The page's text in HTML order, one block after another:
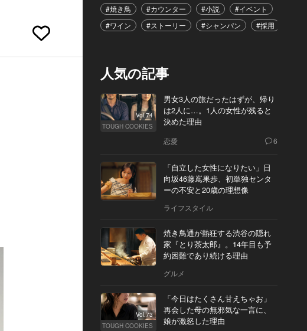
#焼き鳥 #カウンター #小説 #イベント
#ワイン
#ストーリー #シャンパン #採用
人気の記事
Vol.74
TOUGH COOKIES
男女3人の旅だったはずが、帰り
は2人に…。1人の女性が残ると
決めた理由
恋愛 6
「自立した女性になりたい」日
向坂46藤嶌果歩、初単独センタ
ーの不安と20歳の理想像
ライフスタイル
焼き鳥通が熱狂する渋谷の隠れ
家『とり茶太郎』。14年目も予
約困難であり続ける理由
グルメ
Vol.73
TOUGH COOKIES
「今日はたくさん甘えちゃお」
再会した母の無邪気な一言に、
娘が激怒した理由